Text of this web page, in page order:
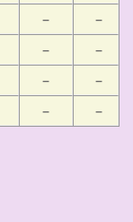
–
–
–
–
–
–
– –